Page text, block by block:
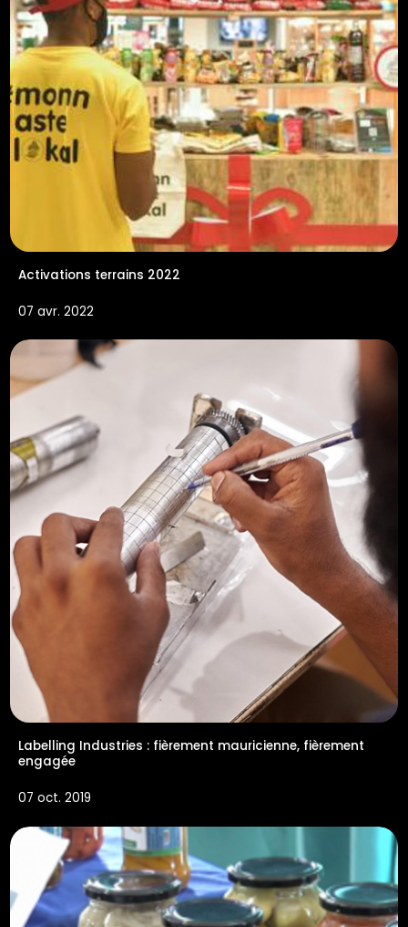
Activations terrains 2022
07 avr. 2022
Labelling Industries : fièrement mauricienne, fièrement
engagée
07 oct. 2019